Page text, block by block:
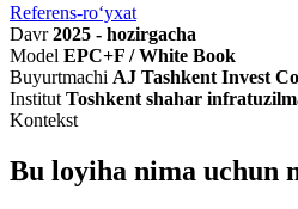
Referens-ro‘yxat
Davr 2025 - hozirgacha
Model EPC+F / White Book
Buyurtmachi AJ Tashkent Invest
Institut Toshkent shahar
Kontekst
Bu loyiha nima uchun